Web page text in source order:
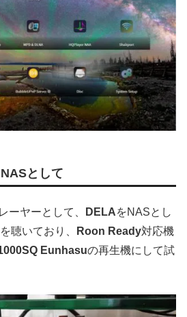
として
ーヤーとして、 DELAをNASとし
聴いており、 Roon Ready対応機
Eunhasuの再生機にして試